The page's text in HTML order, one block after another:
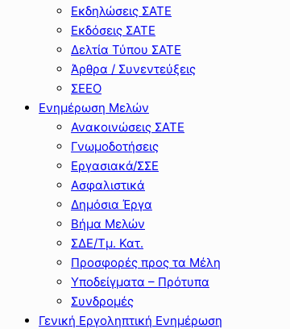
Εκδηλώσεις ΣΑΤΕ
Εκδόσεις ΣΑΤΕ
Δελτία Τύπου ΣΑΤΕ
Άρθρα / Συνεντεύξεις
ΣΕΕΟ
Ενημέρωση Μελών
Ανακοινώσεις ΣΑΤΕ
Γνωμοδοτήσεις
Εργασιακά/ΣΣΕ
Ασφαλιστικά
Δημόσια Έργα
Βήμα Μελών
ΣΔΕ/Τμ. Κατ.
Προσφορές προς τα Μέλη
Υποδείγματα – Πρότυπα
Συνδρομές
Γενική Εργοληπτική Ενημέρωση